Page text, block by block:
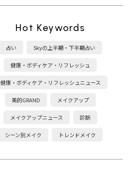
Hot Keywords
占い Skyの上半期・下半期占い
健康・ボディケア・リフレッシュ
健康・ボディケア・リフレッシュニュース
美的GRAND メイクアップ
メイクアップニュース 診断
シーン別メイク トレンドメイク